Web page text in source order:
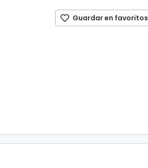
Guardar en favoritos